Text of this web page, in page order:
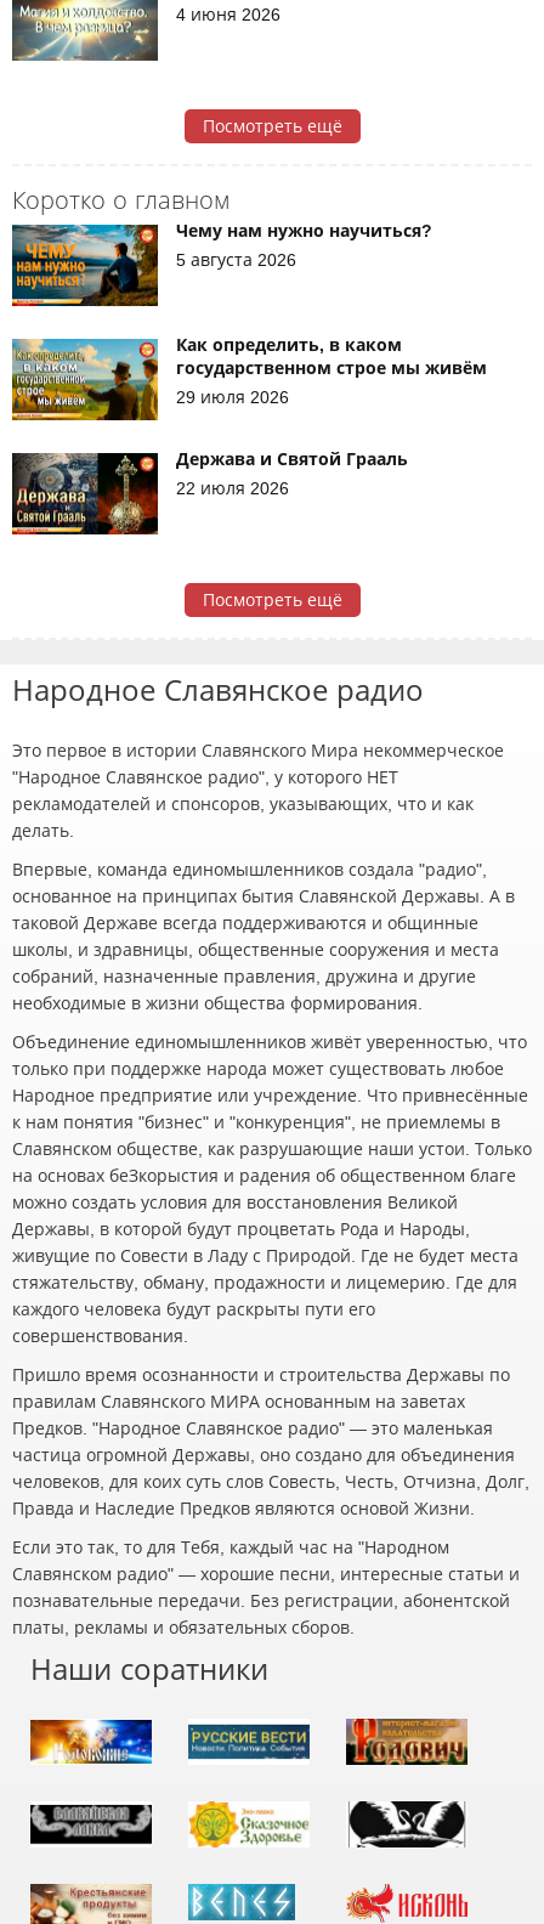
Коротко о главном
Чему нам нужно научиться?
5 августа 2026
Как определить, в каком
государственном строе мы живём
29 июля 2026
Держава и Святой Грааль
22 июля 2026
Посмотреть ещё
4 июня 2026
Посмотреть ещё
Народное Славянское радио
Это первое в истории Славянского Мира некоммерческое
"Народное Славянское радио", у которого НЕТ
рекламодателей и спонсоров, указывающих, что и как
делать.
Впервые, команда единомышленников создала "радио",
основанное на принципах бытия Славянской Державы. А в
таковой Державе всегда поддерживаются и общинные
школы, и здравницы, общественные сооружения и места
собраний, назначенные правления, дружина и другие
необходимые в жизни общества формирования.
Объединение единомышленников живёт уверенностью, что
только при поддержке народа может существовать любое
Народное предприятие или учреждение. Что привнесённые
к нам понятия "бизнес" и "конкуренция", не приемлемы в
Славянском обществе, как разрушающие наши устои. Только
на основах беЗкорыстия и радения об общественном благе
можно создать условия для восстановления Великой
Державы, в которой будут процветать Рода и Народы,
живущие по Совести в Ладу с Природой. Где не будет места
стяжательству, обману, продажности и лицемерию. Где для
каждого человека будут раскрыты пути его
совершенствования.
Пришло время осознанности и строительства Державы по
правилам Славянского МИРА основанным на заветах
Предков. "Народное Славянское радио" — это маленькая
частица огромной Державы, оно создано для объединения
человеков, для коих суть слов Совесть, Честь, Отчизна, Долг,
Правда и Наследие Предков являются основой Жизни.
Если это так, то для Тебя, каждый час на "Народном
Славянском радио" — хорошие песни, интересные статьи и
познавательные передачи. Без регистрации, абонентской
платы, рекламы и обязательных сборов.
Наши соратники